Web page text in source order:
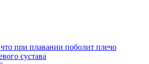
при плавании поболит плечо
сустава